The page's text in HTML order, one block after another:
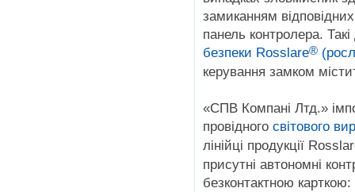
замиканням
панель контролера. Такі
безпеки Rosslare®
керування замком
«СПВ Компані Лтд.»
провідного світового
лінійці продукції
присутні автономні
безконтактною